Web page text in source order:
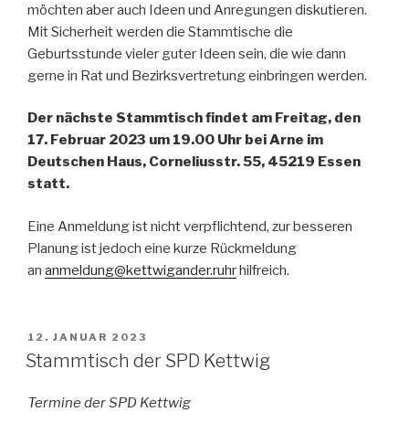
möchten aber auch Ideen und Anregungen diskutieren.
Mit Sicherheit werden die Stammtische die
Geburtsstunde vieler guter Ideen sein, die wie dann
gerne in Rat und Bezirksvertretung einbringen werden.
Der nächste Stammtisch findet am Freitag, den
17. Februar 2023 um 19.00 Uhr bei Arne im
Deutschen Haus, Corneliusstr. 55, 45219 Essen
statt.
Eine Anmeldung ist nicht verpflichtend, zur besseren
Planung ist jedoch eine kurze Rückmeldung
an anmeldung@kettwigander.ruhrhilfreich.
VERÖFFENTLICHT
AM
12. JANUAR 2023
Stammtisch der SPD Kettwig
Termine der SPD Kettwig